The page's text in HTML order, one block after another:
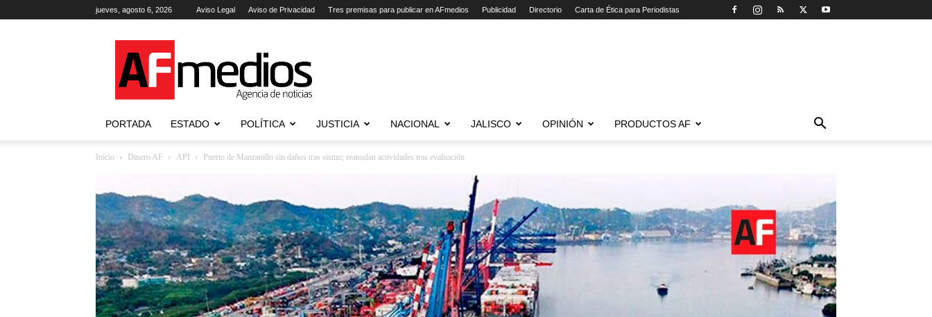
jueves, agosto 6, 2026 Aviso Legal Aviso de Privacidad Tres premisas para publicar en AFmedios Publicidad Directorio Carta de Ética para Periodistas
Agencia
de
Noticias
PORTADA ESTADO POLÍTICA JUSTICIA NACIONAL JALISCO OPINIÓN PRODUCTOS AF
Inicio Dinero AF API Puerto de Manzanillo sin daños tras sismo; reanudan actividades tras evaluación